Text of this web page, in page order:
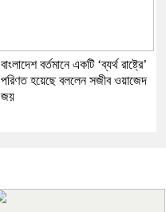
বাংলাদেশ বর্তমানে একটি ‘ব্যর্থ রাষ্ট্রে’
পরিণত হয়েছে বললেন সজীব ওয়াজেদ
জয়